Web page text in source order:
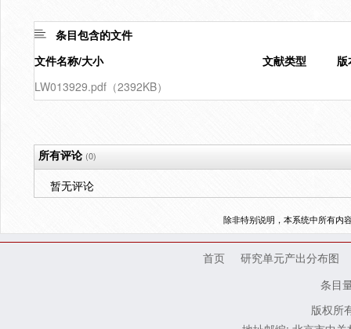
条目包含的文件
文件名称/大小
文献类型
版
LW013929.pdf（2392KB）
所有评论(0)
暂无评论
除非特别说明，本系统中所有内
首页
研究单元产出分布图
条目
版权所